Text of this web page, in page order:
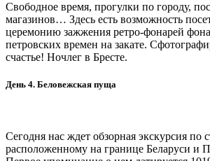
Свободное время, прогулки по городу,
магазинов… Здесь есть возможность
церемонию зажжения ретро-фонарей
петровских времен на закате.
счастье! Ночлег в Бресте.
День 4. Беловежская пуща
Сегодня нас ждет обзорная экскурсия по
расположенному на границе Беларуси и